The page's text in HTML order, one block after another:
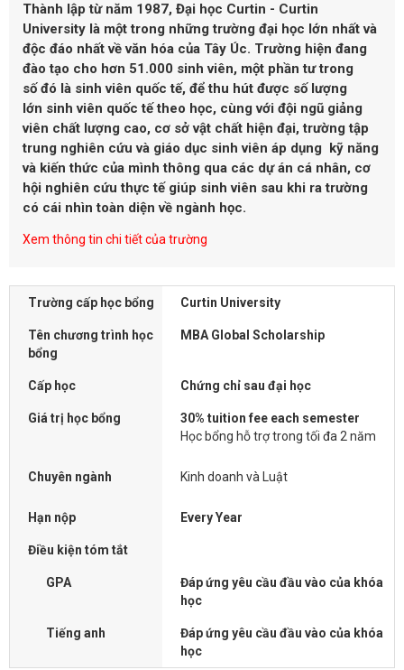
Thành lập từ năm 1987, Đại học Curtin - Curtin
University là một trong những trường đại học lớn nhất và
độc đáo nhất về văn hóa của Tây Úc. Trường hiện đang
đào tạo cho hơn 51.000 sinh viên, một phần tư trong
số đó là sinh viên quốc tế, để thu hút được số lượng
lớn sinh viên quốc tế theo học, cùng với đội ngũ giảng
viên chất lượng cao, cơ sở vật chất hiện đại, trường tập
trung nghiên cứu và giáo dục sinh viên áp dụng kỹ năng
và kiến ​​thức của mình thông qua các dự án cá nhân, cơ
hội nghiên cứu thực tế giúp sinh viên sau khi ra trường
có cái nhìn toàn diện về ngành học.
Xem thông tin chi tiết của trường
Trường cấp học bổng Curtin University
Tên chương trình học
bổng
MBA Global Scholarship
Cấp học Chứng chỉ sau đại học
Giá trị học bổng
30% tuition fee each semester
Học bổng hỗ trợ trong tối đa 2 năm
Chuyên ngành Kinh doanh và Luật
Hạn nộp Every Year
Điều kiện tóm tắt
GPA
Đáp ứng yêu cầu đầu vào của khóa
học
Tiếng anh
Đáp ứng yêu cầu đầu vào của khóa
học